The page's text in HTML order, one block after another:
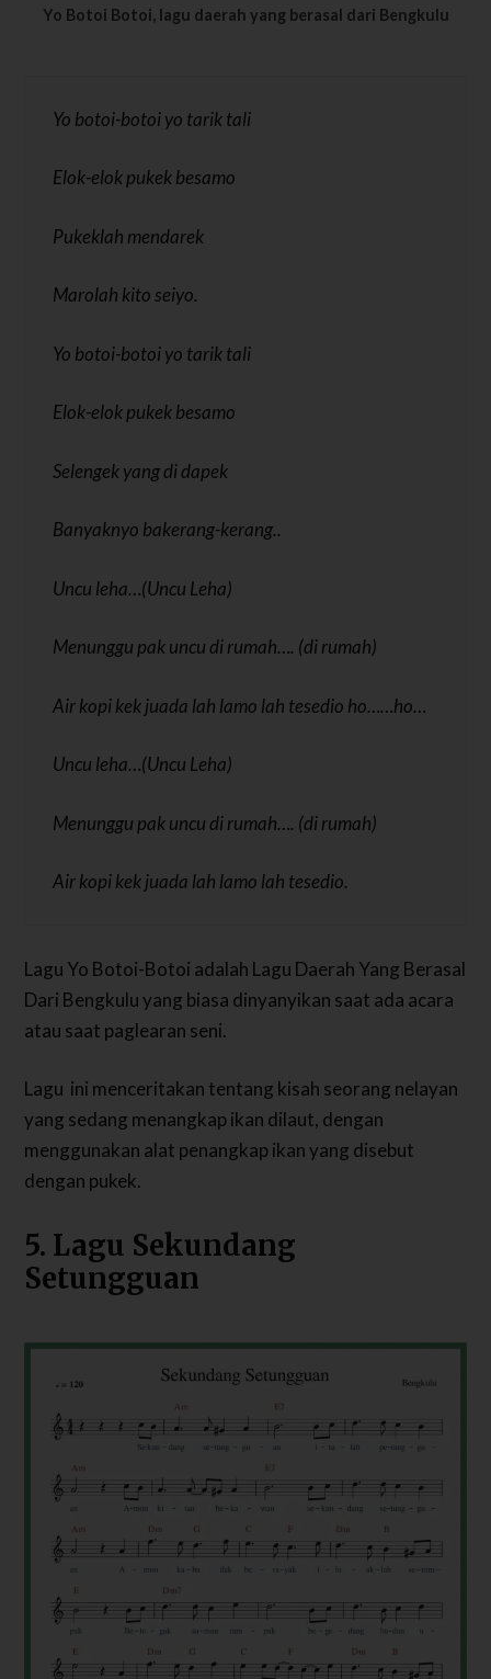
Yo Botoi Botoi, lagu daerah yang berasal dari Bengkulu
Yo botoi-botoi yo tarik tali
Elok-elok pukek besamo
Pukeklah mendarek
Marolah kito seiyo.
Yo botoi-botoi yo tarik tali
Elok-elok pukek besamo
Selengek yang di dapek
Banyaknyo bakerang-kerang..
Uncu leha…(Uncu Leha)
Menunggu pak uncu di rumah…. (di rumah)
Air kopi kek juada lah lamo lah tesedio ho……ho…
Uncu leha…(Uncu Leha)
Menunggu pak uncu di rumah…. (di rumah)
Air kopi kek juada lah lamo lah tesedio.
Lagu Yo Botoi-Botoi adalah Lagu Daerah Yang Berasal
Dari Bengkulu yang biasa dinyanyikan saat ada acara
atau saat paglearan seni.
Lagu ini menceritakan tentang kisah seorang nelayan
yang sedang menangkap ikan dilaut, dengan
menggunakan alat penangkap ikan yang disebut
dengan pukek.
5. Lagu Sekundang
Setungguan